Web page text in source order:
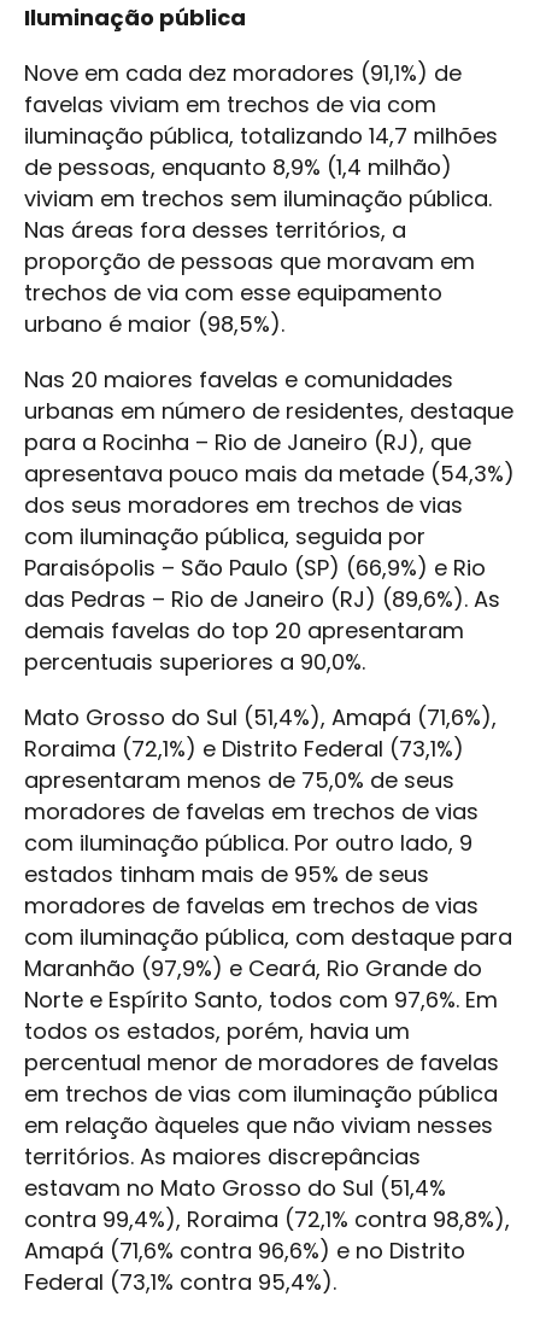
Iluminação pública
Nove em cada dez moradores (91,1%) de
favelas viviam em trechos de via com
iluminação pública, totalizando 14,7 milhões
de pessoas, enquanto 8,9% (1,4 milhão)
viviam em trechos sem iluminação pública.
Nas áreas fora desses territórios, a
proporção de pessoas que moravam em
trechos de via com esse equipamento
urbano é maior (98,5%).
Nas 20 maiores favelas e comunidades
urbanas em número de residentes, destaque
para a Rocinha – Rio de Janeiro (RJ), que
apresentava pouco mais da metade (54,3%)
dos seus moradores em trechos de vias
com iluminação pública, seguida por
Paraisópolis – São Paulo (SP) (66,9%) e Rio
das Pedras – Rio de Janeiro (RJ) (89,6%). As
demais favelas do top 20 apresentaram
percentuais superiores a 90,0%.
Mato Grosso do Sul (51,4%), Amapá (71,6%),
Roraima (72,1%) e Distrito Federal (73,1%)
apresentaram menos de 75,0% de seus
moradores de favelas em trechos de vias
com iluminação pública. Por outro lado, 9
estados tinham mais de 95% de seus
moradores de favelas em trechos de vias
com iluminação pública, com destaque para
Maranhão (97,9%) e Ceará, Rio Grande do
Norte e Espírito Santo, todos com 97,6%. Em
todos os estados, porém, havia um
percentual menor de moradores de favelas
em trechos de vias com iluminação pública
em relação àqueles que não viviam nesses
territórios. As maiores discrepâncias
estavam no Mato Grosso do Sul (51,4%
contra 99,4%), Roraima (72,1% contra 98,8%),
Amapá (71,6% contra 96,6%) e no Distrito
Federal (73,1% contra 95,4%).